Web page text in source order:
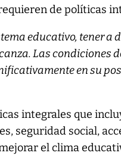
de políticas
educativo, tener a
Las condiciones
en su
integrales que
seguridad social,
el clima